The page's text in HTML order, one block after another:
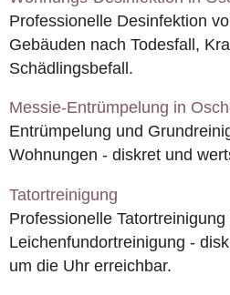
Professionelle Desinfektion
Gebäuden nach Todesfall,
Schädlingsbefall.
Messie-Entrümpelung in
Entrümpelung und
Wohnungen - diskret und
Tatortreinigung
Professionelle Tatortreinigung
Leichenfundortreinigung -
um die Uhr erreichbar.